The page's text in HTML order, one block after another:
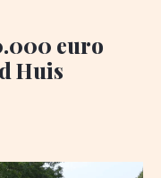
euro
Huis